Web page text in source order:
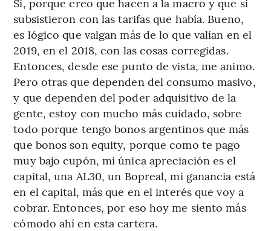
subsistieron con las tarifas que había. Bueno,
es lógico que valgan más de lo que valían en el
2019, en el 2018, con las cosas corregidas.
Entonces, desde ese punto de vista, me animo.
Pero otras que dependen del consumo masivo,
y que dependen del poder adquisitivo de la
gente, estoy con mucho más cuidado, sobre
todo porque tengo bonos argentinos que más
que bonos son equity, porque como te pago
muy bajo cupón, mi única apreciación es el
capital, una AL30, un Bopreal, mi ganancia está
en el capital, más que en el interés que voy a
cobrar. Entonces, por eso hoy me siento más
cómodo ahí en esta cartera.